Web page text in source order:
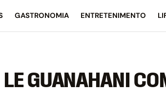
GASTRONOMIA ENTRETENIMENTO
GUANAHANI